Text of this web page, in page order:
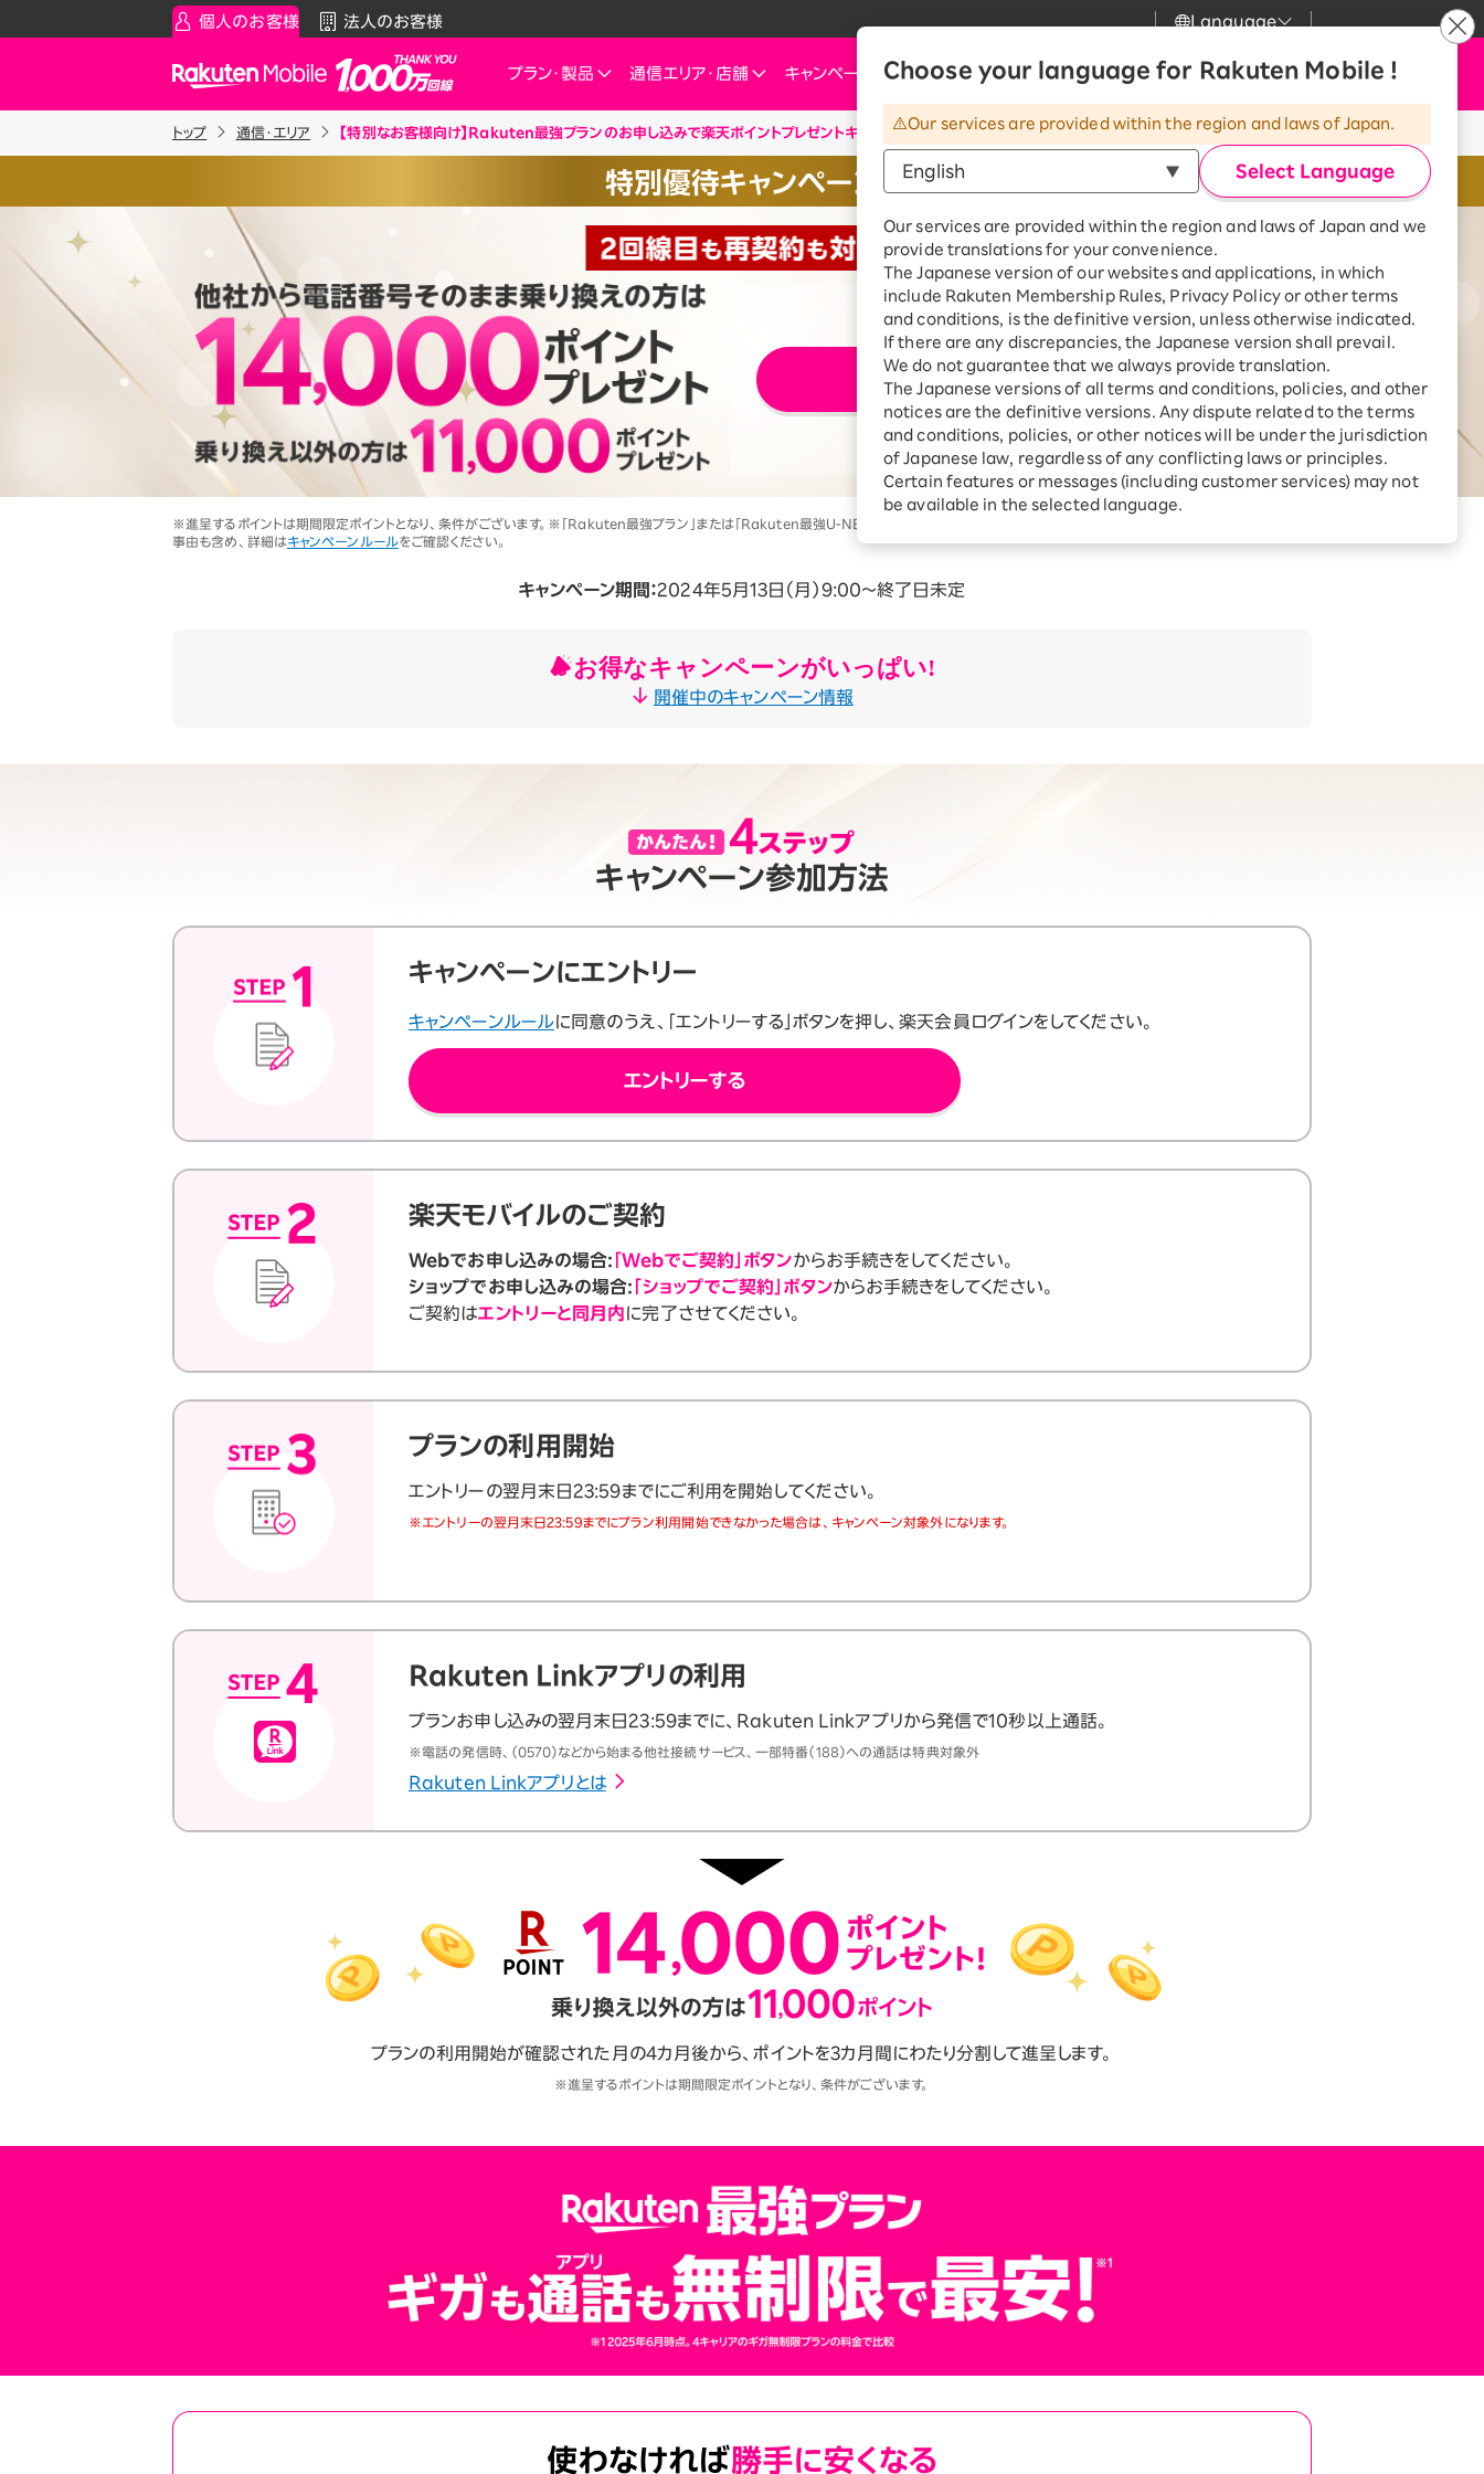
個人のお客様 法人のお客様 Language
Rakuten Mobile
プラン・製品
スマートフォン
Rakuten最強プラン
データタイプ
Rakuten最強U-NEXT
割引プログラム
最強家族割
家族でトクしたい方に
最強こども割
12歳までとーってもおトク
最強青春割
22歳までずーっとおトク
最強シニアプログラム
65歳以上から
料金シミュレーション
iPhone
Apple Watch
Android
Wi-Fiルーター
アクセサリ
Rakuten 認定中古
オプションサービス
SIM
eSIM
デュアルSIM
ご利用製品の対応確認
インターネット・電気
料金プラン
楽天ひかり
料金プラン
楽天でんき
料金プラン
おうちのネット診断
Turboとひかり、どっちがいい？
スマホとセットでおトク
最強おうちプログラム
スマホ＋Rakuten Turbo
Rakuten Turbo 初めて申し込
みで毎月1,000ポイント還元
スマホ＋楽天ひかり
楽天ひかり初めて申し込みで毎
月1,000ポイント還元
通信エリア・ 店舗
通信エリア
スマートフォン
Rakuten Turbo
ご来店のお客様へ
ショップ（店舗）
キャンペーン
スマートフォン
お申し込みキャンペーン
これからお申し込み・製品購入をする方
ご利用特典・キャンペーン
楽天モバイルをご利用中の方向けおトク情報
インターネット・電気
Rakuten Turbo
楽天ひかり
お知らせ・サポート
お知らせ・その他
お知らせ
ご検討中の方へ
お申し込みガイド
なぜ今楽天モバイルなのか
お客様の声
スマホ活用術を学ぶ
お客様サポート
Rakuten Turbo
楽天ひかり
楽天でんき
検索
お申し込み
Choose your language for Rakuten Mobile !
Our services are provided within the region and laws of Japan.
Select Language
Our services are provided within the region and laws of Japan and we
provide translations for your convenience.
The Japanese version of our websites and applications, in which
include Rakuten Membership Rules, Privacy Policy or other terms
and conditions, is the definitive version, unless otherwise indicated.
If there are any discrepancies, the Japanese version shall prevail.
We do not guarantee that we always provide translation.
The Japanese versions of all terms and conditions, policies, and other
notices are the definitive versions. Any dispute related to the terms
and conditions, policies, or other notices will be under the jurisdiction
of Japanese law, regardless of any conflicting laws or principles.
Certain features or messages (including customer services) may not
be available in the selected language.
トップ 通信・エリア 【特別なお客様向け】Rakuten最強プランのお申し込みで楽天ポイントプレゼントキャンペーン
特別優待キャンペーン
エントリーする
※進呈するポイントは期間限定ポイントとなり、条件がございます。※「Rakuten最強プラン」または「Rakuten最強U-NEXT」の利用開始とRakuten Linkアプリの利用が必要です。※特典適用対象外
事由も含め、詳細はキャンペーンルールをご確認ください。
キャンペーン期間：2024年5月13日（月）9:00～終了日未定
お得なキャンペーンがいっぱい!
開催中のキャンペーン情報
キャンペーン参加方法
キャンペーンにエントリー
キャンペーンルールに同意のうえ、「エントリーする」ボタンを押し、楽天会員ログインをしてください。
エントリーする
楽天モバイルのご契約
Webでお申し込みの場合: 「Webでご契約」ボタンからお手続きをしてください。
ショップでお申し込みの場合: 「ショップでご契約」ボタンからお手続きをしてください。
ご契約はエントリーと同月内に完了させてください。
プランの利用開始
エントリーの翌月末日23:59までにご利用を開始してください。
※エントリーの翌月末日23:59までにプラン利用開始できなかった場合は、キャンペーン対象外になります。
Rakuten Linkアプリの利用
プランお申し込みの翌月末日23:59までに、Rakuten Linkアプリから発信で10秒以上通話。
※電話の発信時、（0570）などから始まる他社接続サービス、一部特番（188）への通話は特典対象外
Rakuten Linkアプリとは
プランの利用開始が確認された月の4カ月後から、ポイントを3カ月間にわたり分割して進呈します。
※進呈するポイントは期間限定ポイントとなり、条件がございます。
ストレージサービスです。
約で、50GBまで
“ずーっと”無
ます。
約17,000枚程度（3MB／枚）
約170時間程度（5MB／分）
※1 同一名義で累計5回線以上ご契約の場合、2025年11月19日より1回線につき3,500円（税込3,850円、開通翌々月に確定）。「累計」とは、楽
天モバイルがサービスを本格開始した2020年4月8日以降に契約されたすべての回線（解約済みの回線も含む）の合計数を指します。
契約事務手数料の詳細はこちら
※2025年9月時点。
eSIMならSIMカー
※eSIM対応製品で
C
o
s
e